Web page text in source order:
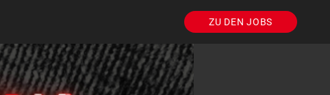
ZU DEN JOBS